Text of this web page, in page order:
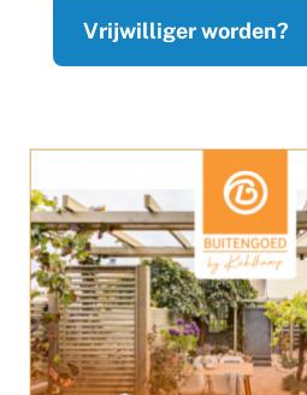
Vrijwilliger worden?